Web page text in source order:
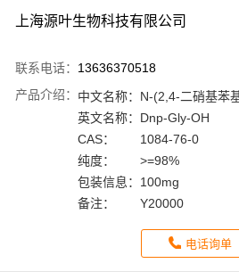
上海源叶生物科技有限公司
联系电话： 13636370518
产品介绍： 中文名称： N-(2,4-二硝基苯
英文名称： Dnp-Gly-OH
CAS：
1084-76-0
纯度：
>=98%
包装信息： 100mg
备注：
Y20000
电话询单